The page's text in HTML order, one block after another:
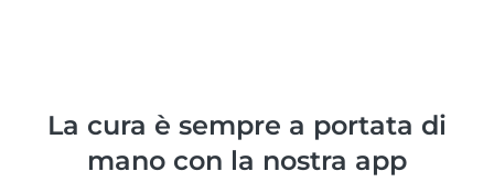
La cura è sempre a portata di
mano con la nostra app